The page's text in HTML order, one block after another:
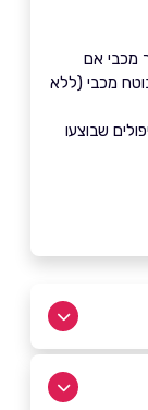
מכבי אם
מכבי (ללא
שבוצעו